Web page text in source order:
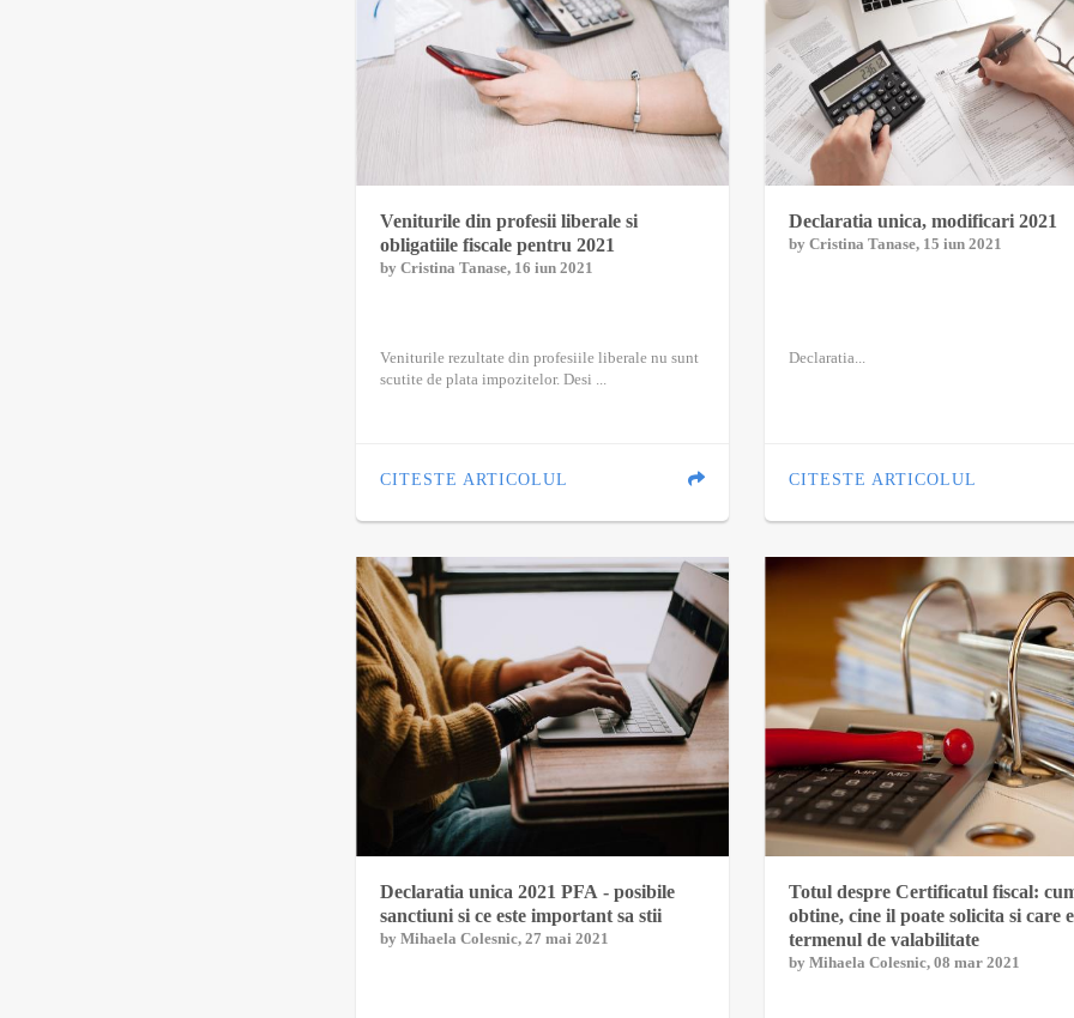
Veniturile din profesii liberale si
obligatiile fiscale pentru 2021
by Cristina Tanase, 16 iun 2021
Veniturile rezultate din profesiile liberale nu sunt
scutite de plata impozitelor. Desi ...
CITESTE ARTICOLUL
Declaratia unica, modificari 2021
byCristina Tanase, 15 iun 2021
Declaratia...
CITESTE ARTICOLUL
Declaratia unica 2021 PFA - posibile
sanctiuni si ce este important sa stii
by Mihaela Colesnic, 27 mai 2021
Totul despre Certificatul fiscal:
obtine, cine il poate solicita si care
termenul de valabilitate
byMihaela Colesnic, 08 mar 2021